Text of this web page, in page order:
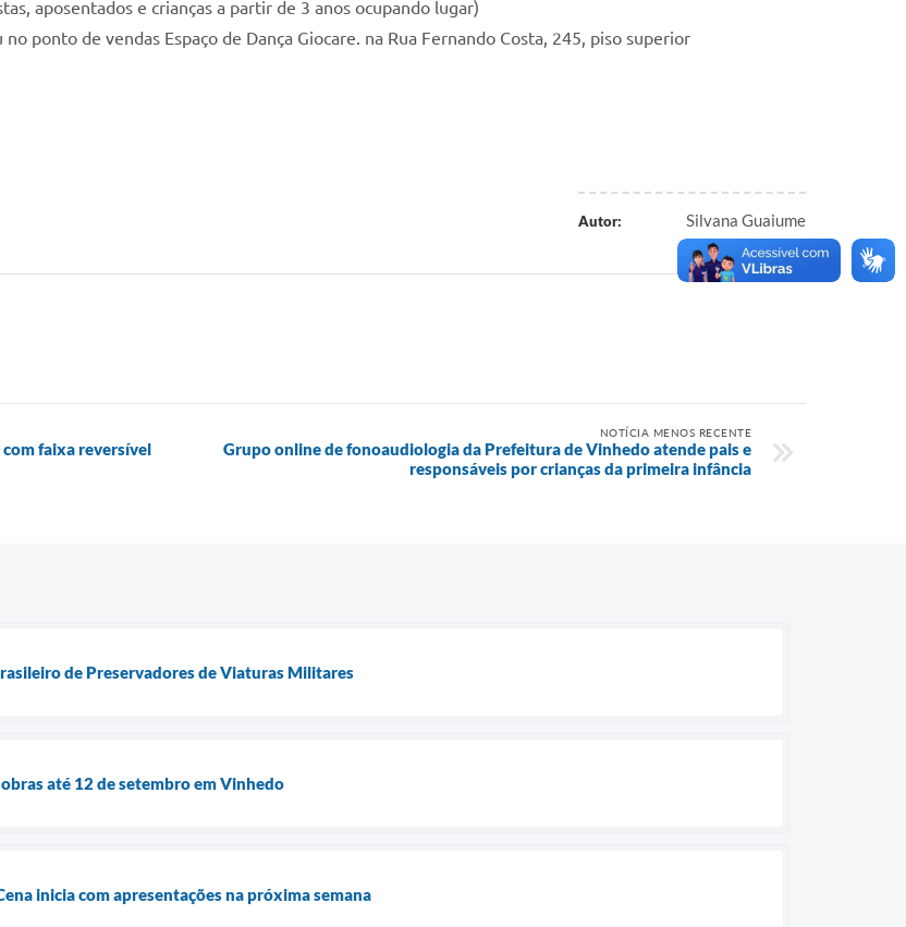
aposentados e crianças a partir de 3 anos ocupando lugar)
no ponto de vendas Espaço de Dança Giocare. na Rua Fernando Costa, 245, piso superior
Autor: Silvana Guaiume
faixa reversível
NOTÍCIA MENOS RECENTE
Grupo online de fonoaudiologia da Prefeitura de Vinhedo atende pais e
responsáveis por crianças da primeira infância
de Preservadores de Viaturas Militares
até 12 de setembro em Vinhedo
inicia com apresentações na próxima semana